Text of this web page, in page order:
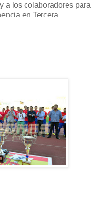
a los colaboradores para
en Tercera.